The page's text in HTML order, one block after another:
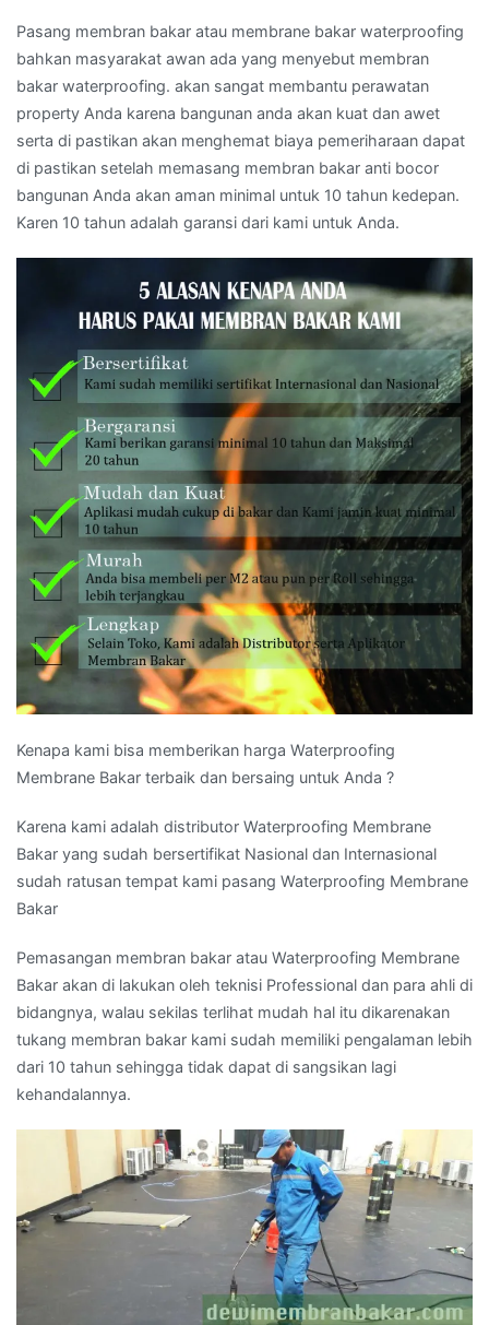
Pasang membran bakar atau membrane bakar waterproofing
bahkan masyarakat awan ada yang menyebut membran
bakar waterproofing. akan sangat membantu perawatan
property Anda karena bangunan anda akan kuat dan awet
serta di pastikan akan menghemat biaya pemeriharaan dapat
di pastikan setelah memasang membran bakar anti bocor
bangunan Anda akan aman minimal untuk 10 tahun kedepan.
Karen 10 tahun adalah garansi dari kami untuk Anda.
Kenapa kami bisa memberikan harga Waterproofing
Membrane Bakar terbaik dan bersaing untuk Anda ?
Karena kami adalah distributor Waterproofing Membrane
Bakar yang sudah bersertifikat Nasional dan Internasional
sudah ratusan tempat kami pasang Waterproofing Membrane
Bakar
Pemasangan membran bakar atau Waterproofing Membrane
Bakar akan di lakukan oleh teknisi Professional dan para ahli di
bidangnya, walau sekilas terlihat mudah hal itu dikarenakan
tukang membran bakar kami sudah memiliki pengalaman lebih
dari 10 tahun sehingga tidak dapat di sangsikan lagi
kehandalannya.